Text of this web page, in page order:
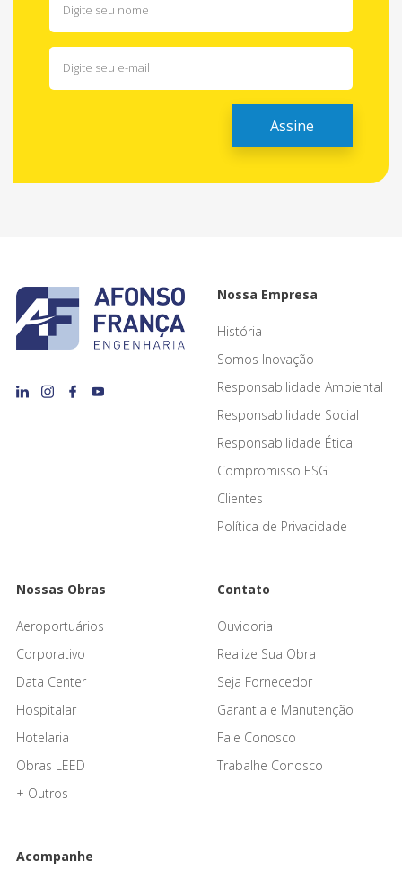
Nossa Empresa
História
Somos Inovação
Responsabilidade Ambiental
Responsabilidade Social
Responsabilidade Ética
Compromisso ESG
Clientes
Política de Privacidade
Nossas Obras
Aeroportuários
Corporativo
Data Center
Hospitalar
Hotelaria
Obras LEED
+ Outros
Contato
Ouvidoria
Realize Sua Obra
Seja Fornecedor
Garantia e Manutenção
Fale Conosco
Trabalhe Conosco
Acompanhe